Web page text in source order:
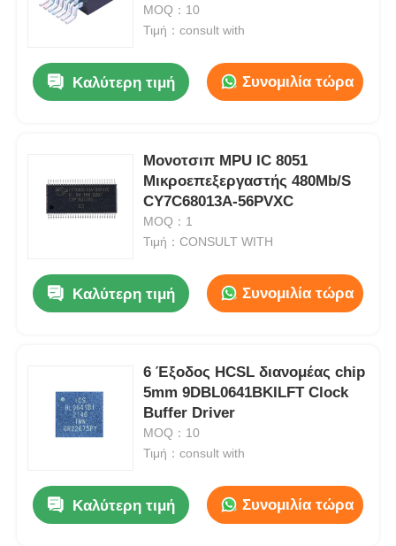
ρεύματος
MOQ：10
Τιμή：consult with
Καλύτερη τιμή Συνομιλία τώρα
Μονοτσιπ MPU IC 8051
Μικροεπεξεργαστής 480Mb/S
CY7C68013A-56PVXC
MOQ：1
Τιμή：CONSULT WITH
Καλύτερη τιμή Συνομιλία τώρα
6 Έξοδος HCSL διανομέας chip
5mm 9DBL0641BKILFT Clock
Buffer Driver
MOQ：10
Τιμή：consult with
Καλύτερη τιμή Συνομιλία τώρα